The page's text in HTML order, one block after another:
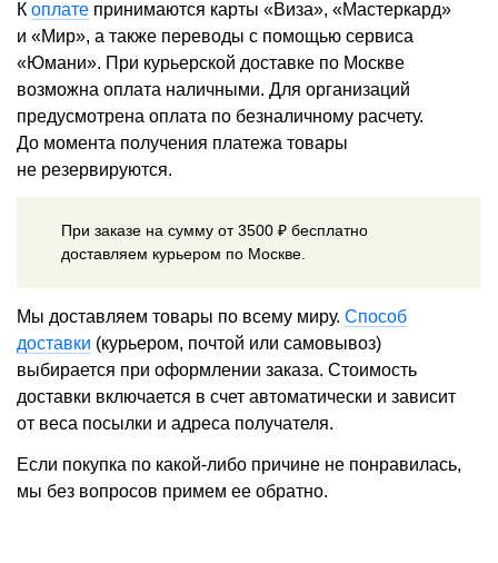
К оплате принимаются карты «Виза», «Мастеркард»
и «Мир», а также переводы с помощью сервиса
«Юмани». При курьерской доставке по Москве
возможна оплата наличными. Для организаций
предусмотрена оплата по безналичному расчету.
До момента получения платежа товары
не резервируются.
При заказе на сумму от 3500 ₽ бесплатно
доставляем курьером по Москве.
Мы доставляем товары по всему миру. Способ
доставки (курьером, почтой или самовывоз)
выбирается при оформлении заказа. Стоимость
доставки включается в счет автоматически и зависит
от веса посылки и адреса получателя.
Если покупка по какой-либо причине не понравилась,
мы без вопросов примем ее обратно.